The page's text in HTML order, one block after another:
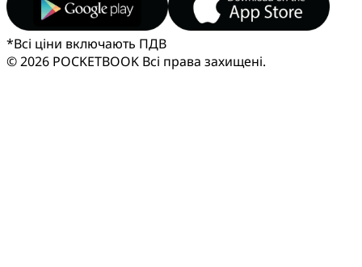
*Всі ціни включають ПДВ
© 2026 POCKETBOOK Всі права захищені.